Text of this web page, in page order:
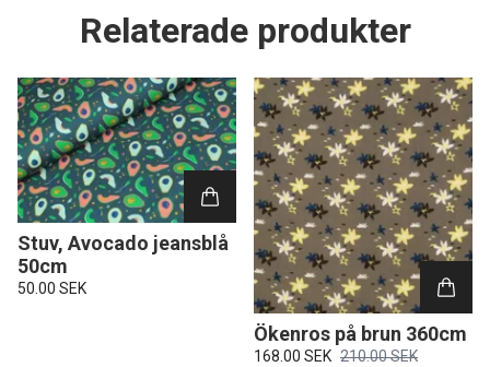
Relaterade produkter
Stuv, Avocado jeansblå
50cm
50.00 SEK
Ökenros på brun 360cm
168.00 SEK 210.00 SEK